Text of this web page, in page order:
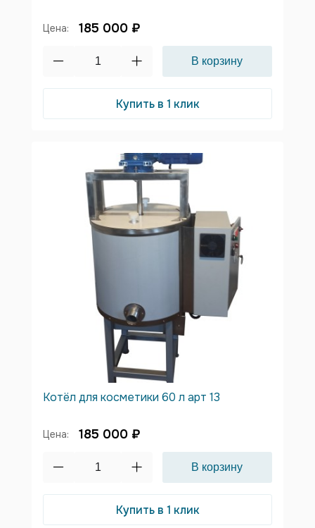
Цена: 185 000 ₽
Купить в 1 клик
Котёл для косметики 60 л арт 13
Цена: 185 000 ₽
Купить в 1 клик